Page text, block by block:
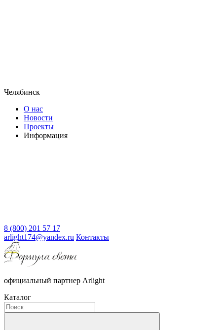
Челябинск
О нас
Новости
Проекты
Информация
8 (800) 201 57 17
arlight174@yandex.ru Контакты
официальный партнер Arlight
Каталог